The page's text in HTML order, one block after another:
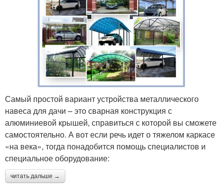
Самый простой вариант устройства металлического
навеса для дачи – это сварная конструкция с
алюминиевой крышей, справиться с которой вы сможете
самостоятельно. А вот если речь идет о тяжелом каркасе
«на века», тогда понадобится помощь специалистов и
специальное оборудование:
читать дальше →